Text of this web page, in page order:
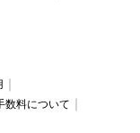
数料について